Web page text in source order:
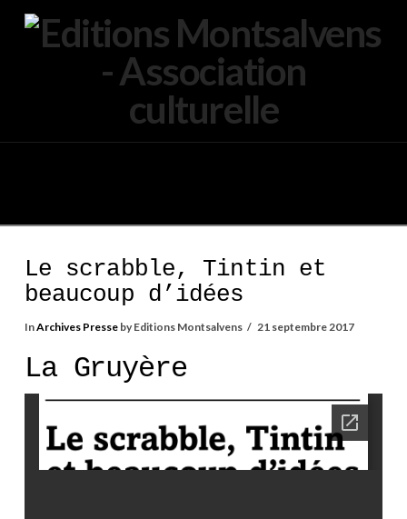
Le scrabble, Tintin et
beaucoup d’idées
InArchives Presseby Editions Montsalvens 21 septembre 2017
La Gruyère